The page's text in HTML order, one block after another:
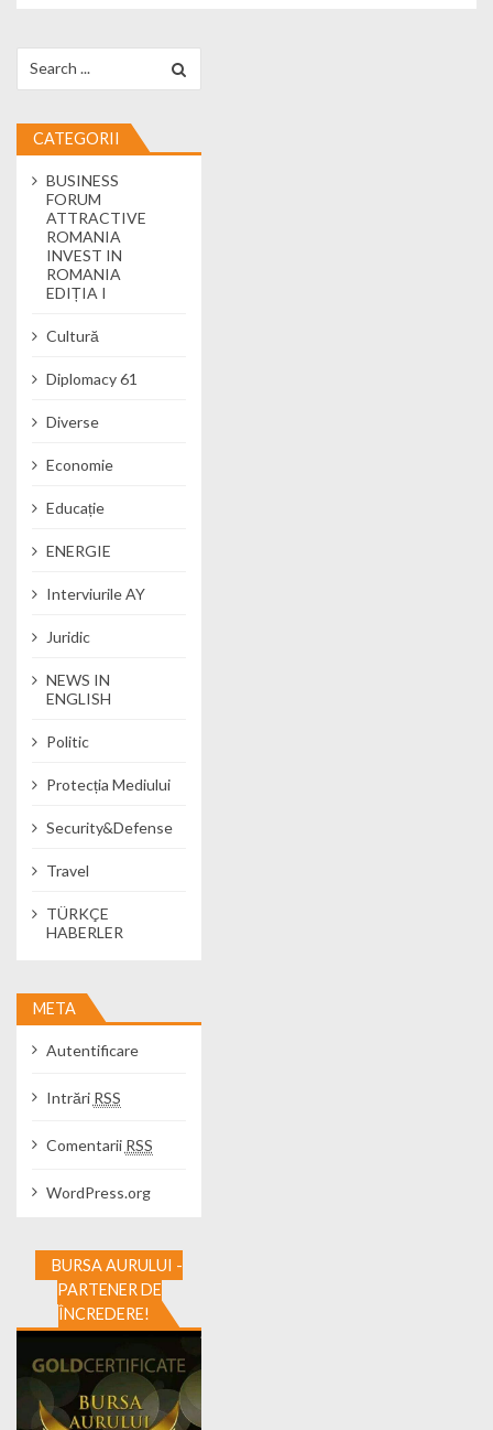
CATEGORII
BUSINESS
FORUM
ATTRACTIVE
ROMANIA
INVEST IN
ROMANIA
EDIȚIA I
Cultură
Diplomacy 61
Diverse
Economie
Educație
ENERGIE
Interviurile AY
Juridic
NEWS IN
ENGLISH
Politic
Protecția Mediului
Security&Defense
Travel
TÜRKÇE
HABERLER
META
Autentificare
Intrări RSS
Comentarii RSS
WordPress.org
BURSA AURULUI -
PARTENER DE
ÎNCREDERE!